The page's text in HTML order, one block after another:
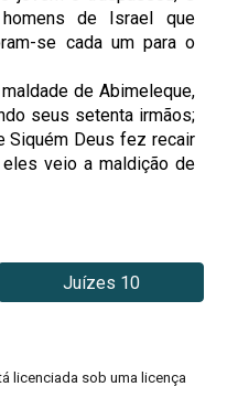
de Israel que
se cada um para o
de Abimeleque,
seus setenta irmãos;
Siquém Deus fez recair
veio a maldição de
Juízes 10
licenciada sob uma licença